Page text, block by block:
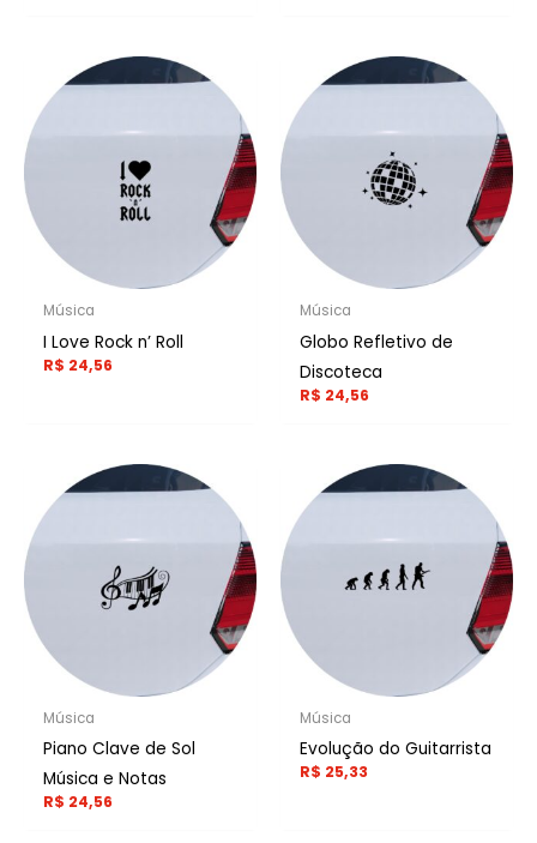
Música
I Love Rock n’ Roll
R$ 24,56
Música
Globo Refletivo de
Discoteca
R$ 24,56
Música
Piano Clave de Sol
Música e Notas
R$ 24,56
Música
Evolução do Guitarrista
R$ 25,33